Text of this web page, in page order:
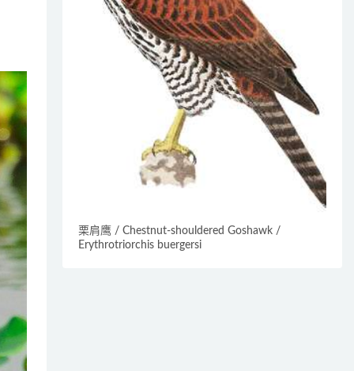
栗肩鹰 / Chestnut-shouldered Goshawk /
Erythrotriorchis buergersi